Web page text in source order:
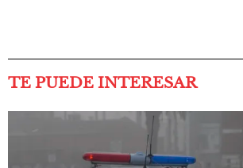
TE PUEDE INTERESAR